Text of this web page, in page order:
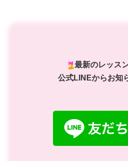
最新のレッス
公式LINEからお知